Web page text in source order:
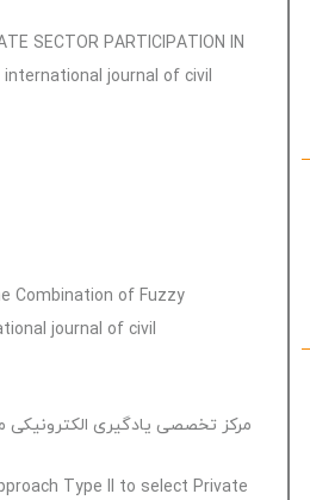
SECTOR PARTICIPATION IN
, international journal of civil
Combination of Fuzzy
journal of civil
مرکز تخصصی یادگیری الکترونیکی
Type II to select Private